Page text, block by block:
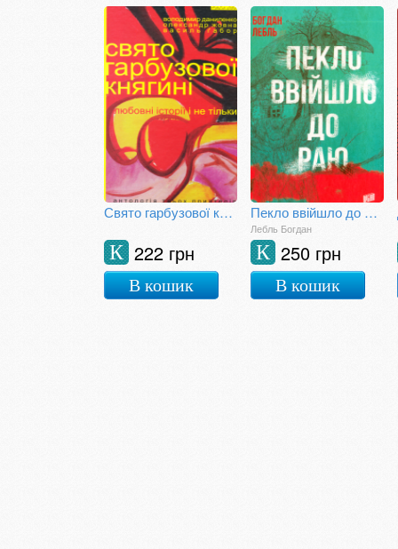
Свято гарбузової княгині
222 грн
К
В кошик
Пекло ввійшло до раю
Лебль Богдан
250 грн
К
В кошик